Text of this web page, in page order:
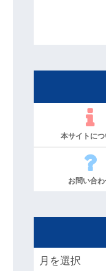
本サイトにつ
お問い合